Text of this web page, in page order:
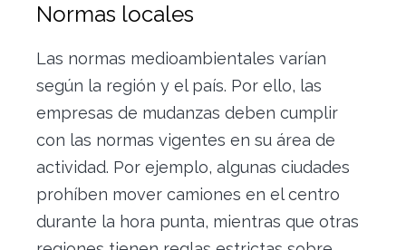
Normas locales
Las normas medioambientales varían
según la región y el país. Por ello, las
empresas de mudanzas deben cumplir
con las normas vigentes en su área de
actividad. Por ejemplo, algunas ciudades
prohíben mover camiones en el centro
durante la hora punta, mientras que otras